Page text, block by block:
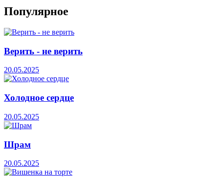
Популярное
Верить - не верить
20.05.2025
Холодное сердце
20.05.2025
Шрам
20.05.2025